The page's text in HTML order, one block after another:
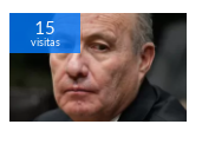
15
visitas